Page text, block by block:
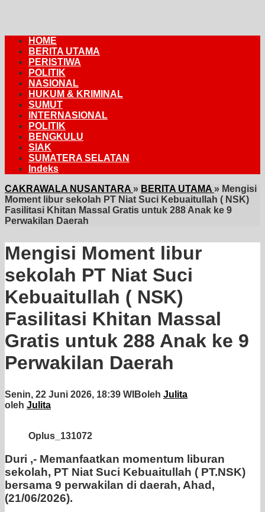
HOME
BERITA UTAMA
PERISTIWA
POLITIK
NASIONAL
HUKUM & KRIMINAL
SUMUT
INTERNASIONAL
POLITIK
BENGKULU
SIAK
SUMATERA SELATAN
Indeks
CAKRAWALA NUSANTARA » BERITA UTAMA » Mengisi
Moment libur sekolah PT Niat Suci Kebuaitullah ( NSK)
Fasilitasi Khitan Massal Gratis untuk 288 Anak ke 9
Perwakilan Daerah
Mengisi Moment libur
sekolah PT Niat Suci
Kebuaitullah ( NSK)
Fasilitasi Khitan Massal
Gratis untuk 288 Anak ke 9
Perwakilan Daerah
Senin, 22 Juni 2026, 18:39 WIBoleh Julita
oleh Julita
Oplus_131072
Duri ,- Memanfaatkan momentum liburan
sekolah, PT Niat Suci Kebuaitullah ( PT.NSK)
bersama 9 perwakilan di daerah, Ahad,
(21/06/2026).